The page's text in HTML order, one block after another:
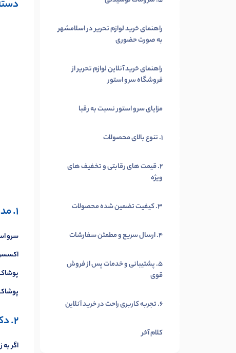
راهنمای خرید لوازم تحریر در اسلامشهر
به صورت حضوری
راهنمای خرید آنلاین لوازم تحریر از
فروشگاه سرو استور
مزایای سرو استور نسبت به رقبا
1. تنوع بالای محصولات
2. قیمت های رقابتی و تخفیف های
ویژه
3. کیفیت تضمین شده محصولات
4. ارسال سریع و مطمئن سفارشات
5. پشتیبانی و خدمات پس از فروش
قوی
6. تجربه کاربری راحت در خرید آنلاین
کلام آخر
1. مد و پوشاک
سرو
2. دکوراتیو و دیزاین
اگر